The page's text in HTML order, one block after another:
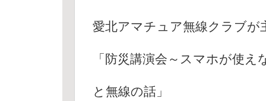
愛北アマチュア無線クラブが
「防災講演会～スマホが使
と無線の話」